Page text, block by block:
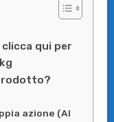
qui per
azione (AI